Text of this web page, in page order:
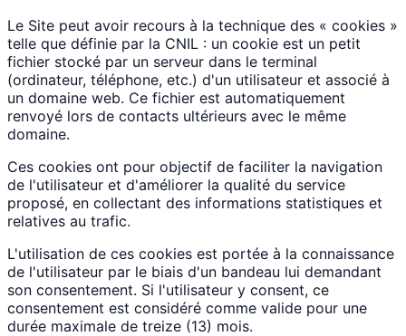
Le Site peut avoir recours à la technique des « cookies »
telle que définie par la CNIL : un cookie est un petit
fichier stocké par un serveur dans le terminal
(ordinateur, téléphone, etc.) d'un utilisateur et associé à
un domaine web. Ce fichier est automatiquement
renvoyé lors de contacts ultérieurs avec le même
domaine.
Ces cookies ont pour objectif de faciliter la navigation
de l'utilisateur et d'améliorer la qualité du service
proposé, en collectant des informations statistiques et
relatives au trafic.
L'utilisation de ces cookies est portée à la connaissance
de l'utilisateur par le biais d'un bandeau lui demandant
son consentement. Si l'utilisateur y consent, ce
consentement est considéré comme valide pour une
durée maximale de treize (13) mois.